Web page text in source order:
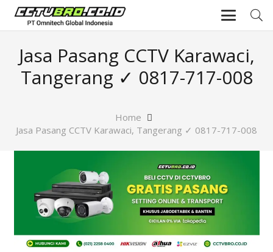
Jasa Pasang CCTV Karawaci,
Tangerang ✓ 0817-717-008
Home
Jasa Pasang CCTV Karawaci, Tangerang ✓ 0817-717-008